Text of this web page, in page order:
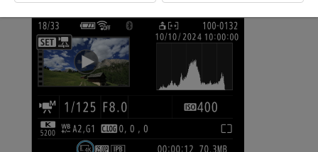
حدد فيلمًا بدقة 4K.